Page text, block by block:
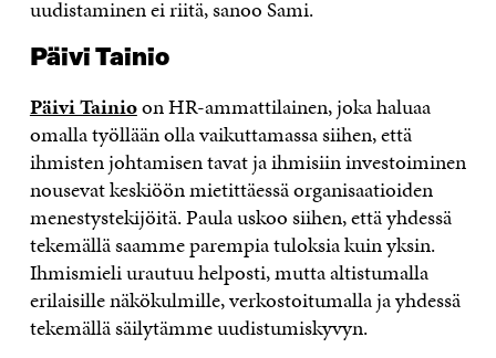
uudistaminen ei riitä, sanoo Sami.
Päivi Tainio
Päivi Tainioon HR-ammattilainen, joka haluaa
omalla työllään olla vaikuttamassa siihen, että
ihmisten johtamisen tavat ja ihmisiin investoiminen
nousevat keskiöön mietittäessä organisaatioiden
menestystekijöitä. Paula uskoo siihen, että yhdessä
tekemällä saamme parempia tuloksia kuin yksin.
Ihmismieli urautuu helposti, mutta altistumalla
erilaisille näkökulmille, verkostoitumalla ja yhdessä
tekemällä säilytämme uudistumiskyvyn.